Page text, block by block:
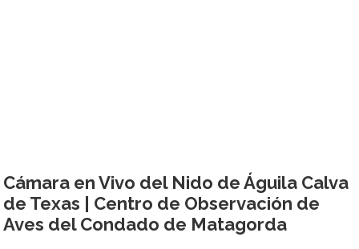
Cámara en Vivo del Nido de Águila Calva
de Texas | Centro de Observación de
Aves del Condado de Matagorda